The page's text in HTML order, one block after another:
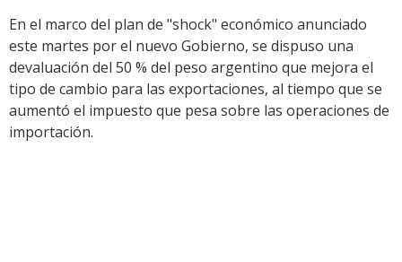
En el marco del plan de "shock" económico anunciado
este martes por el nuevo Gobierno, se dispuso una
devaluación del 50 % del peso argentino que mejora el
tipo de cambio para las exportaciones, al tiempo que se
aumentó el impuesto que pesa sobre las operaciones de
importación.